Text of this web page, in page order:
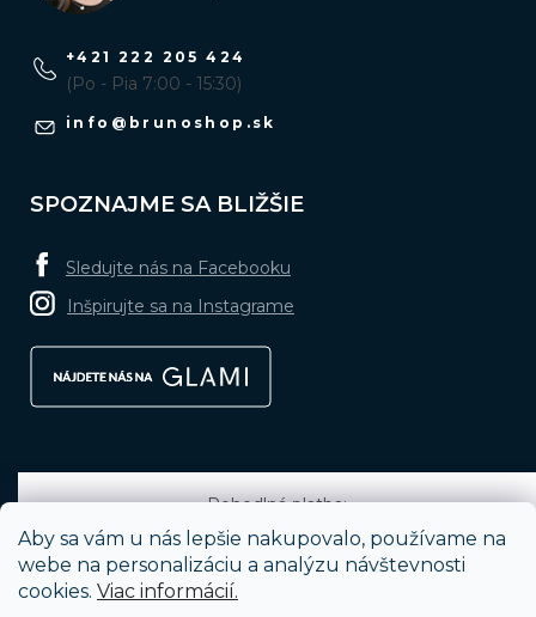
Aby sa vám u nás lepšie nakupovalo, používame na
webe na personalizáciu a analýzu návštevnosti
cookies. Viac informácií.
info @ brunoshop.sk
+421 222 205 424
(Po - Pia 7:00 - 15:30)
SPOZNAJME SA BLIŽŠIE
Sledujte nás na Facebooku
Inšpirujte sa na Instagrame
Pohodlná platba: